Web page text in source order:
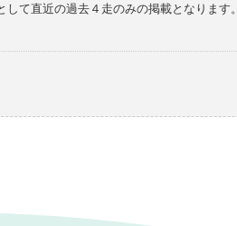
て直近の過去４走のみの掲載となります。